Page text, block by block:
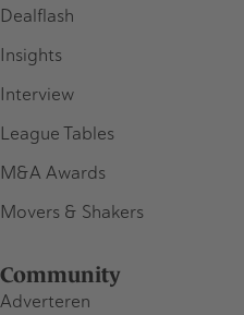
Dealflash
Insights
Interview
League Tables
M&A Awards
Movers & Shakers
Community
Adverteren